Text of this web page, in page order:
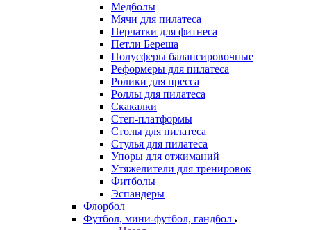
Медболы
Мячи для пилатеса
Перчатки для фитнеса
Петли Береша
Полусферы балансировочные
Реформеры для пилатеса
Ролики для пресса
Роллы для пилатеса
Скакалки
Степ-платформы
Столы для пилатеса
Стулья для пилатеса
Упоры для отжиманий
Утяжелители для тренировок
Фитболы
Эспандеры
Флорбол
Футбол, мини-футбол, гандбол